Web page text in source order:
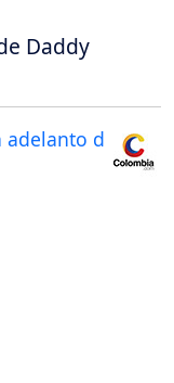
Daddy